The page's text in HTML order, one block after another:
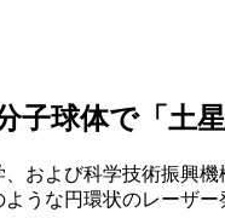
子球体で「土
および科学技術振興
ような円環状のレーザ